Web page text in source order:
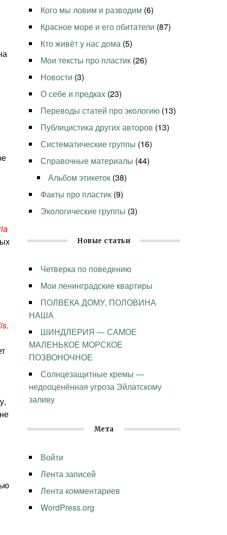
.
Кого мы ловим и разводим (6)
Красное море и его обитатели (87)
Кто живёт у нас дома (5)
Мои тексты про пластик (26)
Новости (3)
О себе и предках (23)
Переводы статей про экологию (13)
Публицистика других авторов (13)
Систематические группы (16)
Справочные материалы (44)
Альбом этикеток (38)
Факты про пластик (9)
Экологические группы (3)
Новые статьи
Четверка по поведению
Мои ленинградские квартиры
ПОЛВЕКА ДОМУ, ПОЛОВИНА
НАША
ШИНДЛЕРИЯ — САМОЕ
МАЛЕНЬКОЕ МОРСКОЕ
ПОЗВОНОЧНОЕ
Солнцезащитные кремы —
недооценённая угроза Эйлатскому
заливу
Мета
Войти
Лента записей
Лента комментариев
WordPress.org